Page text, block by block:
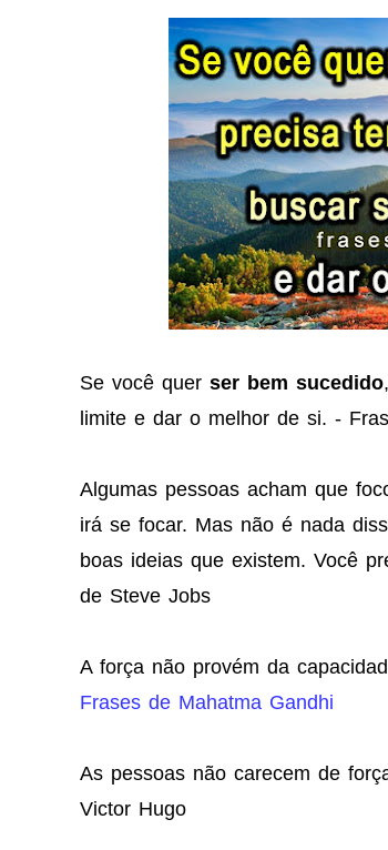
Se você quer ser bem sucedido
limite e dar o melhor de si. -
Algumas pessoas acham que
irá se focar. Mas não é nada
boas ideias que existem. Você
de Steve Jobs
A força não provém da
Frases de Mahatma Gandhi
As pessoas não carecem de
Victor Hugo